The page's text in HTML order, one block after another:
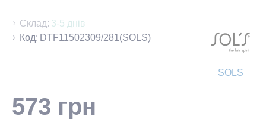
Склад: 3-5 днів
Код: DTF11502309/281(SOLS)
SOLS
573 грн